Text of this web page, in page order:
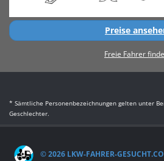
Preise
Freie Fahrer
* Sämtliche Personenbezeichnungen gelten unter
Geschlechter.
© 2026 LKW-FAHRER-